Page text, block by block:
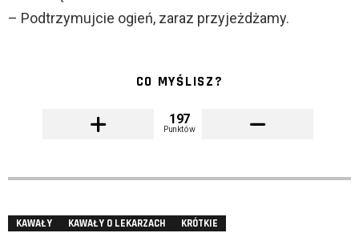
– Podtrzymujcie ogień, zaraz przyjeżdżamy.
CO MYŚLISZ?
197
Punktów
KAWAŁY KAWAŁY O LEKARZACH KRÓTKIE